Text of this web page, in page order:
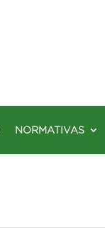
NORMATIVAS